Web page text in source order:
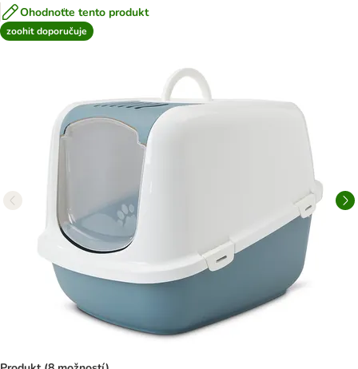
Ohodnoťte tento produkt
zoohit doporučuje